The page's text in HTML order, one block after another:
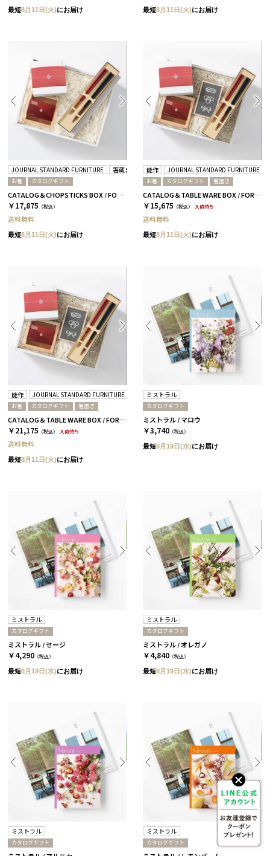
最短8月11日(火)にお届け 最短8月11日(火)にお届け
JOURNAL STANDARD FURNITURE 箸蔵まつかん
お箸 カタログギフト
CATALOG＆CHOPSTICKS BOX / FORMAL / 全3種 蘭
￥17,875 （税込）
送料無料
最短8月11日(火)にお届け
能作 JOURNAL STANDARD FURNITURE
お箸 カタログギフト 箸置き
CATALOG＆TABLE WARE BOX / FORMAL / 全3種 桜
￥15,675 （税込） 入荷待ち
送料無料
最短8月11日(火)にお届け
能作 JOURNAL STANDARD FURNITURE 箸蔵まつかん
お箸 カタログギフト 箸置き
CATALOG＆TABLE WARE BOX / FORMAL / 全3種 蘭
￥21,175 （税込） 入荷待ち
送料無料
最短8月11日(火)にお届け
ミストラル
カタログギフト
ミストラル / マロウ
￥3,740 （税込）
最短8月19日(水)にお届け
ミストラル
カタログギフト
ミストラル / セージ
￥4,290 （税込）
最短8月19日(水)にお届け
ミストラル
カタログギフト
ミストラル / オレガノ
￥4,840 （税込）
最短8月19日(水)にお届け
ミストラル
カタログギフト
ミストラル
カタログギフト